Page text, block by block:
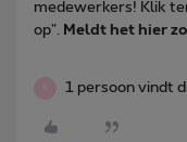
medewerkers! Klik
op".
Meldt het hier
1 persoon vindt